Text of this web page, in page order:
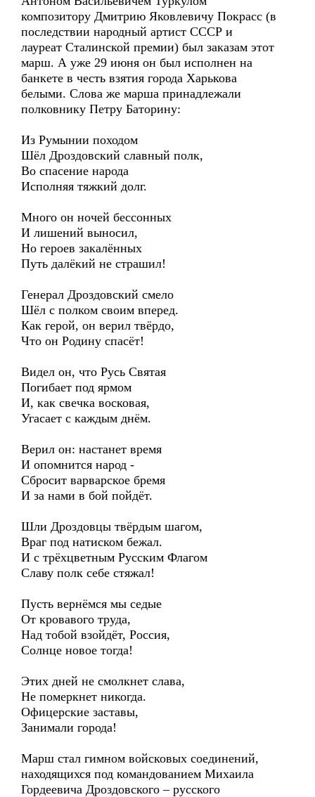
композитору Дмитрию Яковлевичу Покрасс (в
последствии народный артист СССР и
лауреат Сталинской премии) был заказам этот
марш. А уже 29 июня он был исполнен на
банкете в честь взятия города Харькова
белыми. Слова же марша принадлежали
полковнику Петру Баторину:
Из Румынии походом
Шёл Дроздовский славный полк,
Во спасение народа
Исполняя тяжкий долг.
Много он ночей бессонных
И лишений выносил,
Но героев закалённых
Путь далёкий не страшил!
Генерал Дроздовский смело
Шёл с полком своим вперед.
Как герой, он верил твёрдо,
Что он Родину спасёт!
Видел он, что Русь Святая
Погибает под ярмом
И, как свечка восковая,
Угасает с каждым днём.
Верил он: настанет время
И опомнится народ -
Сбросит варварское бремя
И за нами в бой пойдёт.
Шли Дроздовцы твёрдым шагом,
Враг под натиском бежал.
И с трёхцветным Русским Флагом
Славу полк себе стяжал!
Пусть вернёмся мы седые
От кровавого труда,
Над тобой взойдёт, Россия,
Солнце новое тогда!
Этих дней не смолкнет слава,
Не померкнет никогда.
Офицерские заставы,
Занимали города!
Марш стал гимном войсковых соединений,
находящихся под командованием Михаила
Гордеевича Дроздовского – русского